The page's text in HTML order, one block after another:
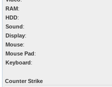
RAM:
HDD:
Sound:
Display:
Mouse:
Mouse Pad:
Keyboard:
Counter Strike